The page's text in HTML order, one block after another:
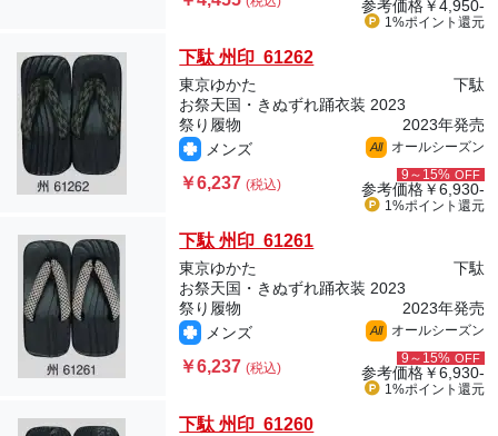
参考価格￥4,950-
1%ポイント 還元
下駄 州印 61262
東京ゆかた
下駄
お祭天国・きぬずれ踊衣装 2023
祭り履物
2023年発売
メンズ
All オールシーズン
￥6,237(税込)
9～15% OFF
参考価格￥6,930-
1%ポイント 還元
下駄 州印 61261
東京ゆかた
下駄
お祭天国・きぬずれ踊衣装 2023
祭り履物
2023年発売
メンズ
All オールシーズン
￥6,237(税込)
9～15% OFF
参考価格￥6,930-
1%ポイント 還元
下駄 州印 61260